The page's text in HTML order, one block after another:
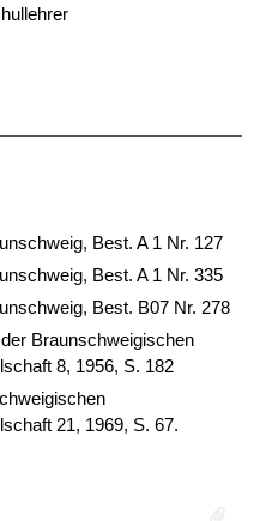
Best. A 1 Nr. 127
Best. A 1 Nr. 335
Best. B07 Nr. 278
Braunschweigischen
8, 1956, S. 182
21, 1969, S. 67.